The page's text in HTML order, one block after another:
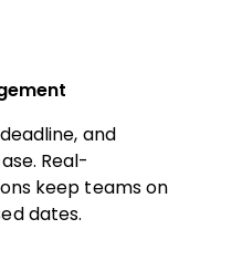
and
Real-
keep teams on
dates.